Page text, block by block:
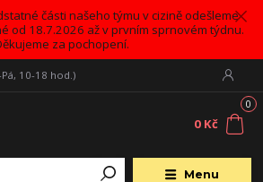
části našeho týmu v cizině odešleme
od 18.7.2026 až v prvním sprnovém týdnu.
za pochopení.
Menu
10-18 hod.)
0
0 Kč